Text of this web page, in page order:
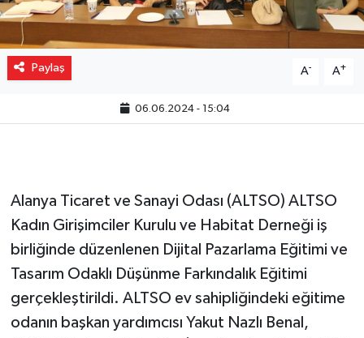
Paylaş A- A+
06.06.2024 - 15:04
Alanya Ticaret ve Sanayi Odası (ALTSO) ALTSO
Kadın Girişimciler Kurulu ve Habitat Derneği iş
birliğinde düzenlenen Dijital Pazarlama Eğitimi ve
Tasarım Odaklı Düşünme Farkındalık Eğitimi
gerçekleştirildi. ALTSO ev sahipliğindeki eğitime
odanın başkan yardımcısı Yakut Nazlı Benal,